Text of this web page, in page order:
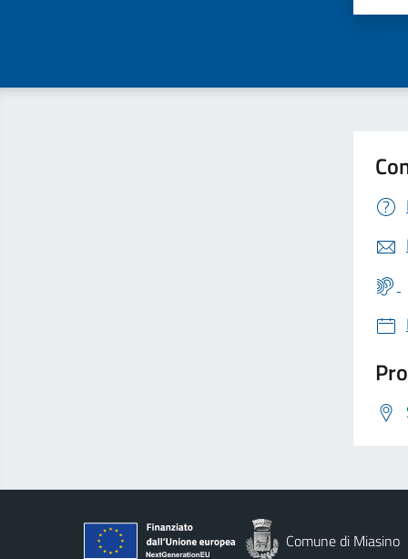
Comune di Miasino